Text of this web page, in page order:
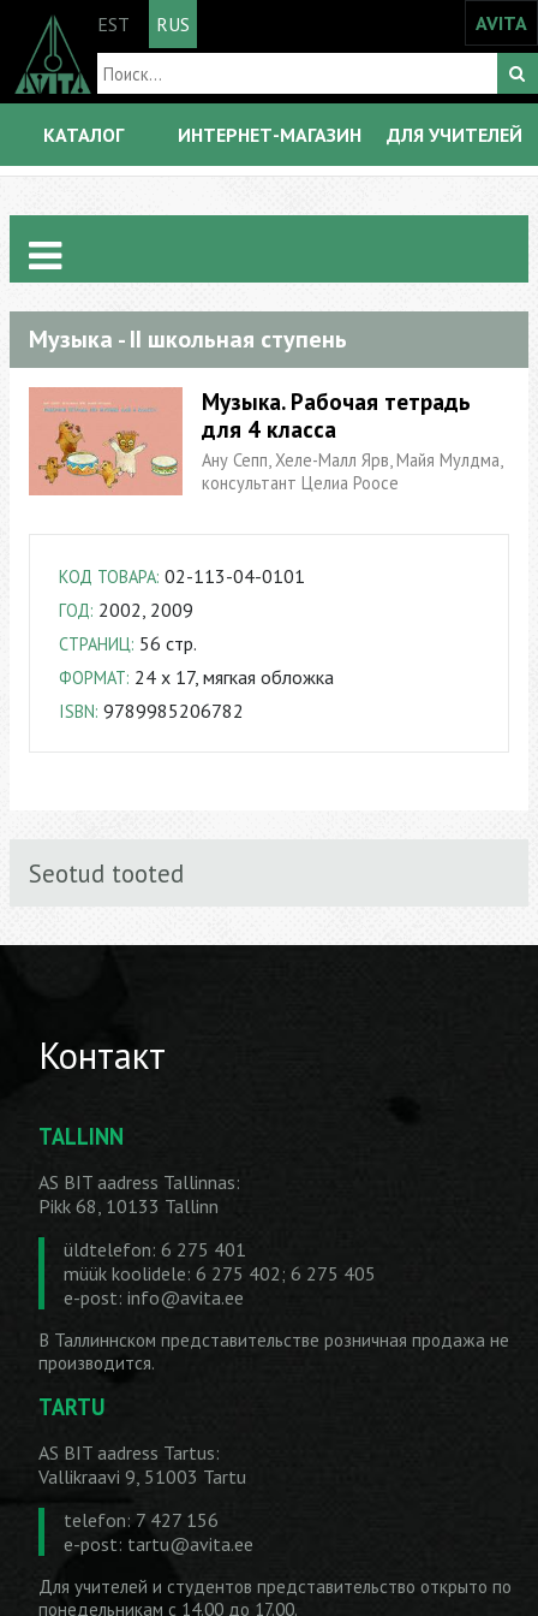
EST RUS AVITA
КАТАЛОГ ИНТЕРНЕТ-МАГАЗИН ДЛЯ УЧИТЕЛЕЙ
Музыка - II школьная ступень
Музыка. Рабочая тетрадь
для 4 класса
Ану Сепп, Хеле-Малл Ярв, Майя Мулдма,
консультант Целиа Роосе
КОД ТОВАРА: 02-113-04-0101
ГОД: 2002, 2009
СТРАНИЦ: 56 стр.
ФОРМАТ: 24 x 17, мягкая обложка
ISBN: 9789985206782
Seotud tooted
Контакт
TALLINN
AS BIT aadress Tallinnas:
Pikk 68, 10133 Tallinn
üldtelefon: 6 275 401
müük koolidele: 6 275 402; 6 275 405
e-post: info@avita.ee
В Таллиннском представительстве розничная продажа не
производится.
TARTU
AS BIT aadress Tartus:
Vallikraavi 9, 51003 Tartu
telefon: 7 427 156
e-post: tartu@avita.ee
Для учителей и студентов представительство открыто по
понедельникам с 14.00 до 17.00.